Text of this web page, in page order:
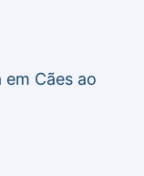
em Cães ao